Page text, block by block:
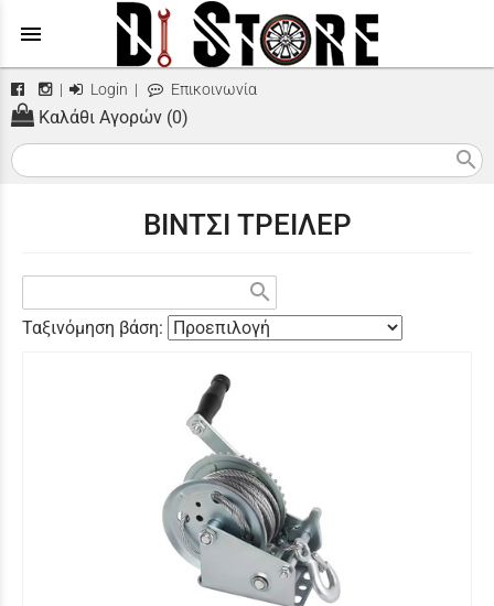
menu
| Login | Επικοινωνία
Καλάθι Αγορών (0)
search
ΒΙΝΤΣΙ ΤΡΕΙΛΕΡ
search
Ταξινόμηση βάση: